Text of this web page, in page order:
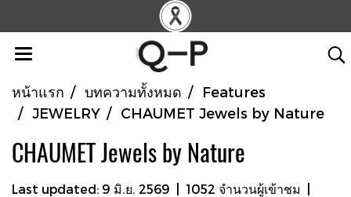
หน้าแรก บทความทั้งหมด
Features
JEWELRY
CHAUMET Jewels by Nature
CHAUMET Jewels by Nature
Last updated: 9 มิ.ย. 2569 1052 จำนวนผู้เข้าชม